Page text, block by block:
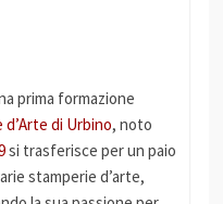
prima formazione
di Urbino, noto
si trasferisce per un paio
stamperie d’arte,